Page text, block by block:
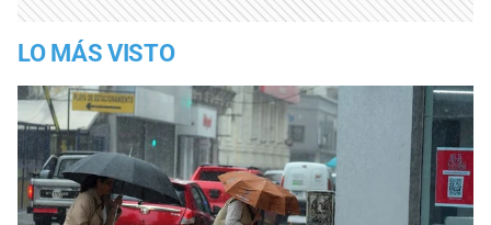
LO MÁS VISTO